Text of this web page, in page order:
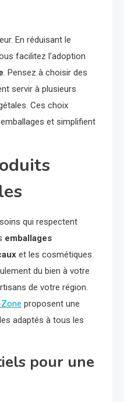
En réduisant le
facilitez l’adoption
. Pensez à choisir des
servir à plusieurs
Ces choix
et simplifient
qui respectent
emballages
et les cosmétiques
du bien à votre
de votre région.
proposent une
adaptés à tous les
pour une